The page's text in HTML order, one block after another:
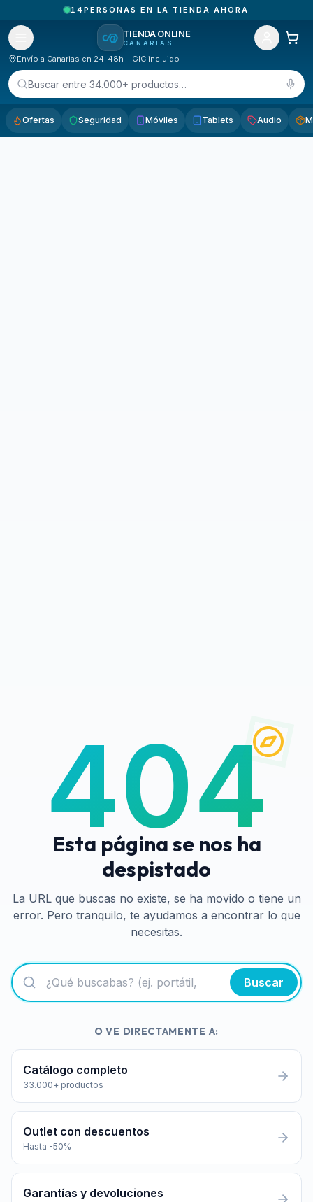
14PERSONAS EN LA TIENDA AHORA
TIENDA ONLINE
CANARIAS
Envío a Canarias en 24-48h · IGIC incluido
Buscar entre 34.000+ productos…
Ofertas Seguridad Móviles Tablets Audio
404
Esta página se nos ha
despistado
La URL que buscas no existe, se ha movido o tiene un
error. Pero tranquilo, te ayudamos a encontrar lo que
necesitas.
Buscar
O VE DIRECTAMENTE A:
Catálogo completo
33.000+ productos
Outlet con descuentos
Hasta -50%
Garantías y devoluciones